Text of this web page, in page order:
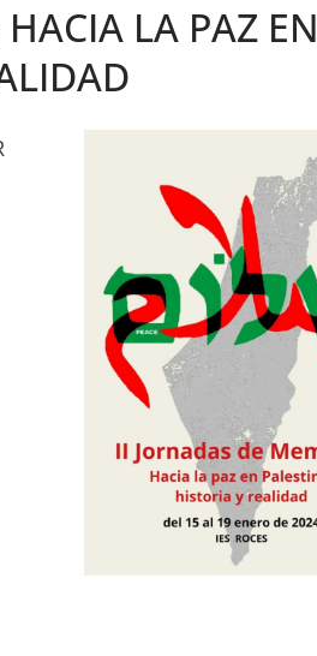
LA PAZ EN